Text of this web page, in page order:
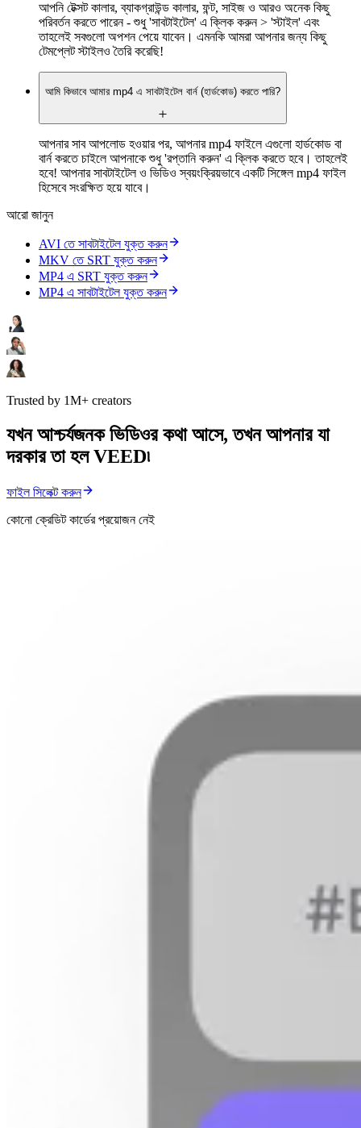
আপনি টেক্সট কালার, ব্যাকগ্রাউন্ড কালার, ফন্ট, সাইজ ও আরও অনেক কিছু
পরিবর্তন করতে পারেন - শুধু 'সাবটাইটেল' এ ক্লিক করুন > 'স্টাইল' এবং
তাহলেই সবগুলো অপশন পেয়ে যাবেন। এমনকি আমরা আপনার জন্য কিছু
টেমপ্লেট স্টাইলও তৈরি করেছি!
আমি কিভাবে আমার mp4 এ সাবটাইটেল বার্ন (হার্ডকোড) করতে পারি?
আপনার সাব আপলোড হওয়ার পর, আপনার mp4 ফাইলে এগুলো হার্ডকোড বা
বার্ন করতে চাইলে আপনাকে শুধু 'রপ্তানি করুন' এ ক্লিক করতে হবে। তাহলেই
হবে! আপনার সাবটাইটেল ও ভিডিও স্বয়ংক্রিয়ভাবে একটি সিঙ্গেল mp4 ফাইল
হিসেবে সংরক্ষিত হয়ে যাবে।
আরো জানুন
AVI তে সাবটাইটেল যুক্ত করুন
MKV তে SRT যুক্ত করুন
MP4 এ SRT যুক্ত করুন
MP4 এ সাবটাইটেল যুক্ত করুন
Trusted by 1M+ creators
যখন আশ্চর্যজনক ভিডিওর কথা আসে, তখন আপনার যা
দরকার তা হল VEED৷
ফাইল সিলেক্ট করুন
কোনো ক্রেডিট কার্ডের প্রয়োজন নেই